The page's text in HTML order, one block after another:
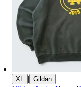
XL | Gildan